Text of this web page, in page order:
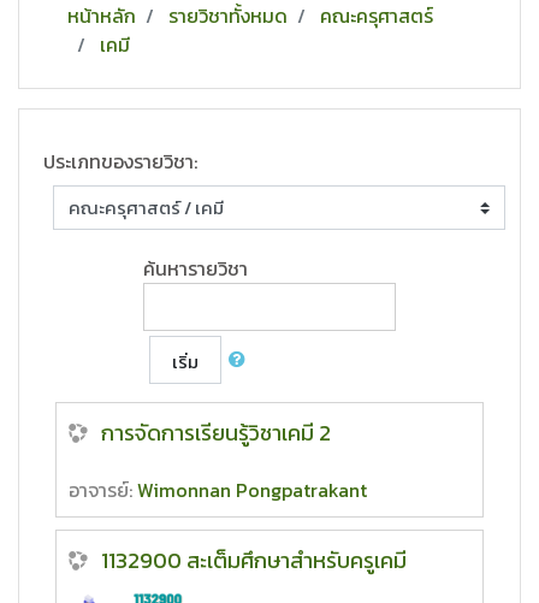
หน้าหลัก รายวิชาทั้งหมด
คณะครุศาสตร์
เคมี
ประเภทของรายวิชา:
ค้นหารายวิชา
เริ่ม
การจัดการเรียนรู้วิชาเคมี 2
อาจารย์:Wimonnan Pongpatrakant
1132900 สะเต็มศึกษาสำหรับครูเคมี